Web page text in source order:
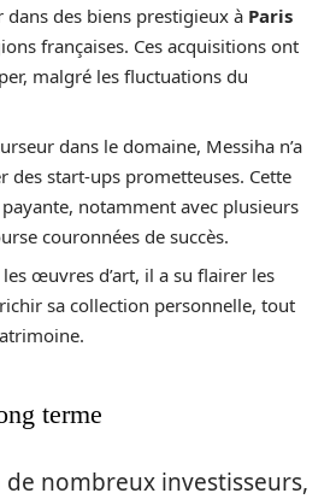
dans des biens prestigieux à Paris
françaises. Ces acquisitions ont
malgré les fluctuations du
dans le domaine, Messiha n’a
des start-ups prometteuses. Cette
payante, notamment avec plusieurs
couronnées de succès.
œuvres d’art, il a su flairer les
sa collection personnelle, tout
terme
nombreux investisseurs,